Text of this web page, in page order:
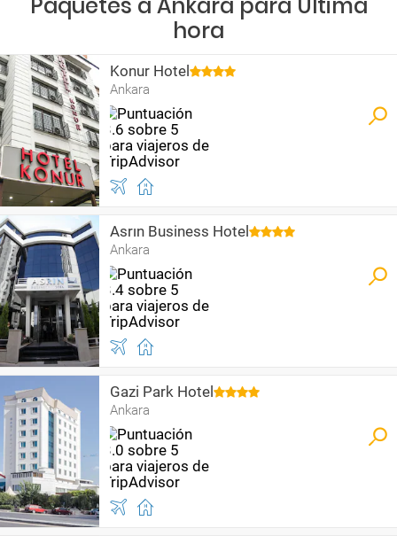
hora
Konur Hotel
Ankara
Asrın Business Hotel
Ankara
Gazi Park Hotel
Ankara